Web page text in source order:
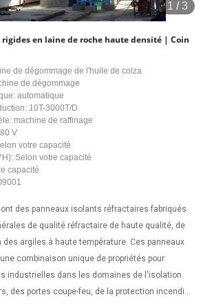
1 /3
en laine de roche haute densité | Coin
de dégommage de l'huile de colza
de dégommage
automatique
10T-3000T/D
machine de raffinage
V
votre capacité
Selon votre capacité
capacité
des panneaux isolants réfractaires fabriqués
de qualité réfractaire de haute qualité, de
des argiles à haute température. Ces panneaux
combinaison unique de propriétés pour
industrielles dans les domaines de l'isolation
des portes coupe-feu, de la protection incendie